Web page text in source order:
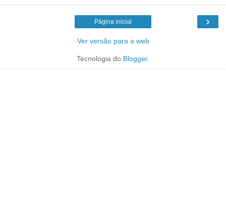
›
Página inicial
Ver versão para a web
Tecnologia do Blogger.